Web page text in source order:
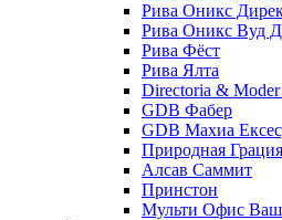
Рива Оникс
Рива Оникс Вуд
Рива Фёст
Рива Ялта
Directoria &
GDB Фабер
GDB Махиа
Природная Грация
Алсав Саммит
Принстон
Мульти Офис